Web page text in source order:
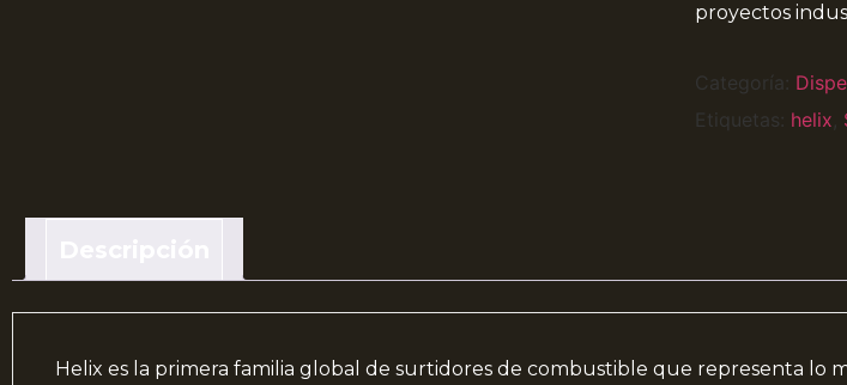
proyectos
Categoría:
Etiquetas: helix,
Helix es la primera familia global de surtidores de combustible que representa lo